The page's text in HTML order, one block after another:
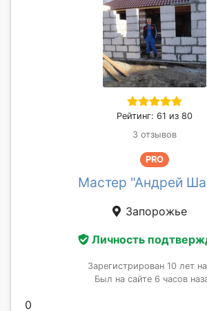
Рейтинг: 61 из 80
3 отзывов
PRO
Мастер "Андрей
Запорожье
Личность
Зарегистрирован 10 лет
Был на сайте 6 часов
0